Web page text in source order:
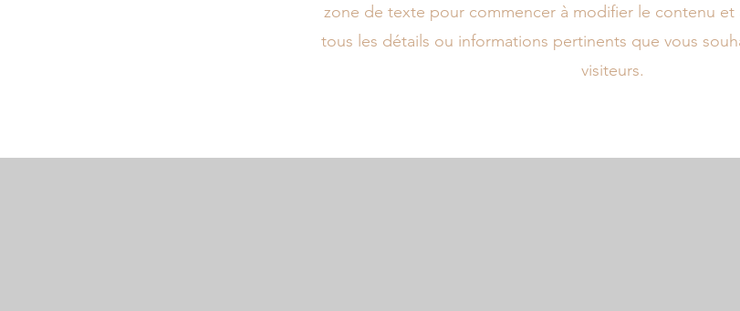
zone de texte pour commencer à modifier le contenu et
tous les détails ou informations pertinents que vous
visiteurs.